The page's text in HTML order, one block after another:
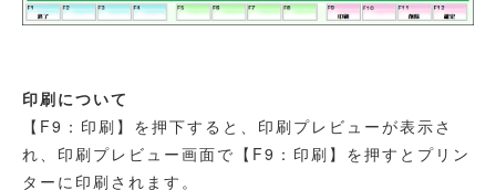
印刷について
【F9：印刷】を押下すると、印刷プレビューが表示さ
れ、印刷プレビュー画面で【F9：印刷】を押すとプリン
ターに印刷されます。